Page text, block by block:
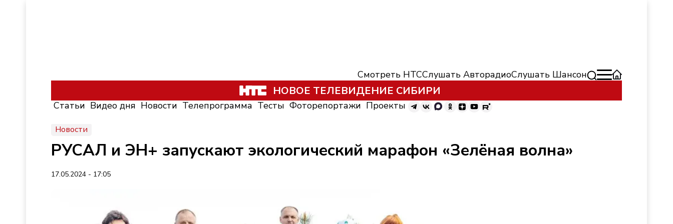
Смотреть НТССлушать АвторадиоСлушать Шансон
НОВОЕ ТЕЛЕВИДЕНИЕ СИБИРИ
Статьи Видео дня Новости Телепрограмма Тесты Фоторепортажи Проекты
Новости
РУСАЛ и ЭН+ запускают экологический марафон «Зелёная волна»
17.05.2024 - 17:05